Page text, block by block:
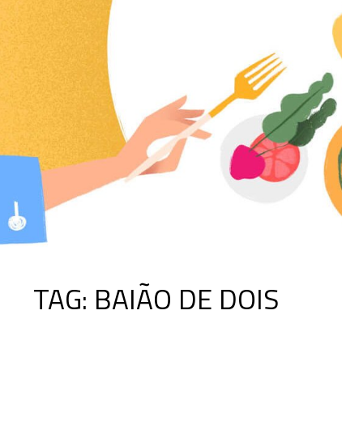
TAG: BAIÃO DE DOIS